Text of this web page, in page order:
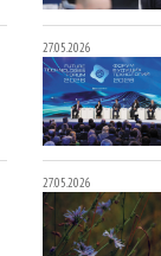
27.05.2026
27.05.2026